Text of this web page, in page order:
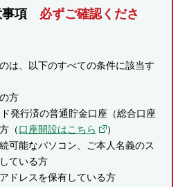
事項 必ずご確認くださ
は、以下のすべての条件に該当す
方
発行済の普通貯金口座（総合口座
（口座開設はこちら
）
可能なパソコン、ご本人名義のス
ている方
ドレスを保有している方